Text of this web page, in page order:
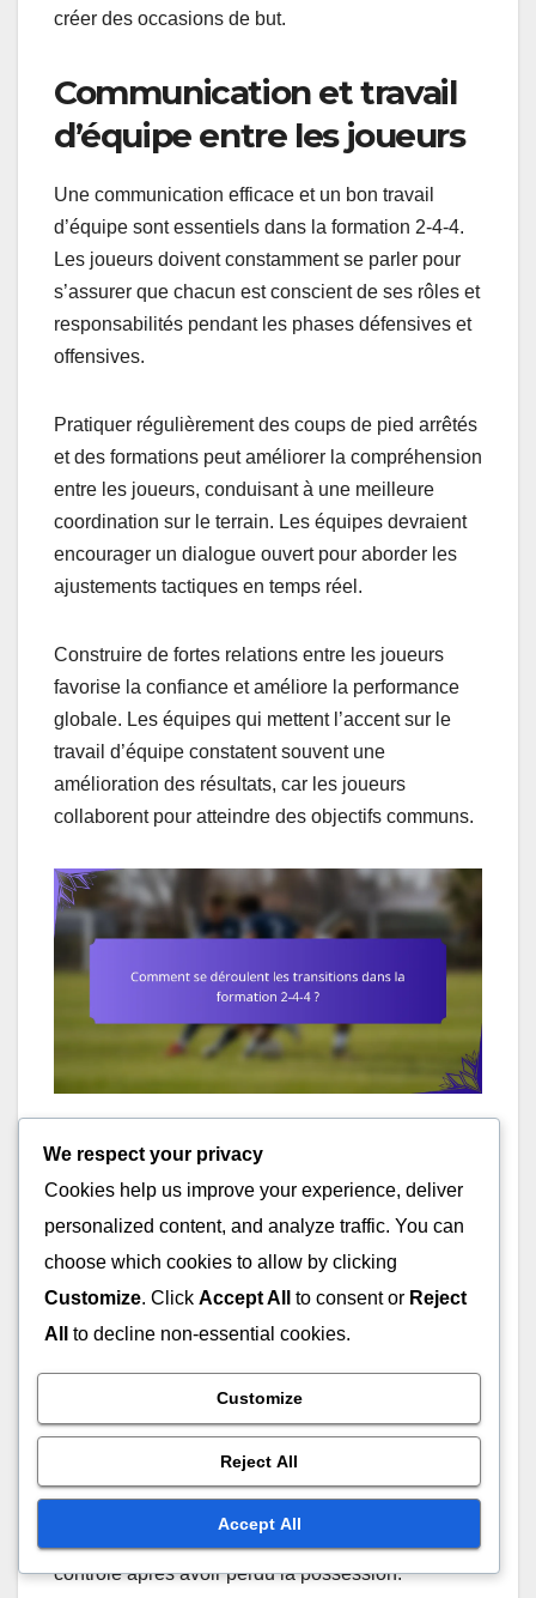
créer des occasions de but.
Communication et travail
d’équipe entre les joueurs
Une communication efficace et un bon travail
d’équipe sont essentiels dans la formation 2-4-4.
Les joueurs doivent constamment se parler pour
s’assurer que chacun est conscient de ses rôles et
responsabilités pendant les phases défensives et
offensives.
Pratiquer régulièrement des coups de pied arrêtés
et des formations peut améliorer la compréhension
entre les joueurs, conduisant à une meilleure
coordination sur le terrain. Les équipes devraient
encourager un dialogue ouvert pour aborder les
ajustements tactiques en temps réel.
Construire de fortes relations entre les joueurs
favorise la confiance et améliore la performance
globale. Les équipes qui mettent l’accent sur le
travail d’équipe constatent souvent une
amélioration des résultats, car les joueurs
collaborent pour atteindre des objectifs communs.
Comment se déroulent
les transitions dans la
formation 2-4-4 ?
Les transitions dans la formation 2-4-4 se
produisent lorsqu’une équipe passe de la défense
à l’attaque ou vice versa, en mettant l’accent sur
stratégique. Des transitions efficaces peuvent
avoir un impact significatif sur le déroulement du
contrôle après avoir perdu la possession.
We respect your privacy
Cookies help us improve your experience, deliver
personalized content, and analyze traffic. You can
choose which cookies to allow by clicking
Customize. Click Accept All to consent or Reject
All
to decline non-essential cookies.
Customize
Reject All
Accept All